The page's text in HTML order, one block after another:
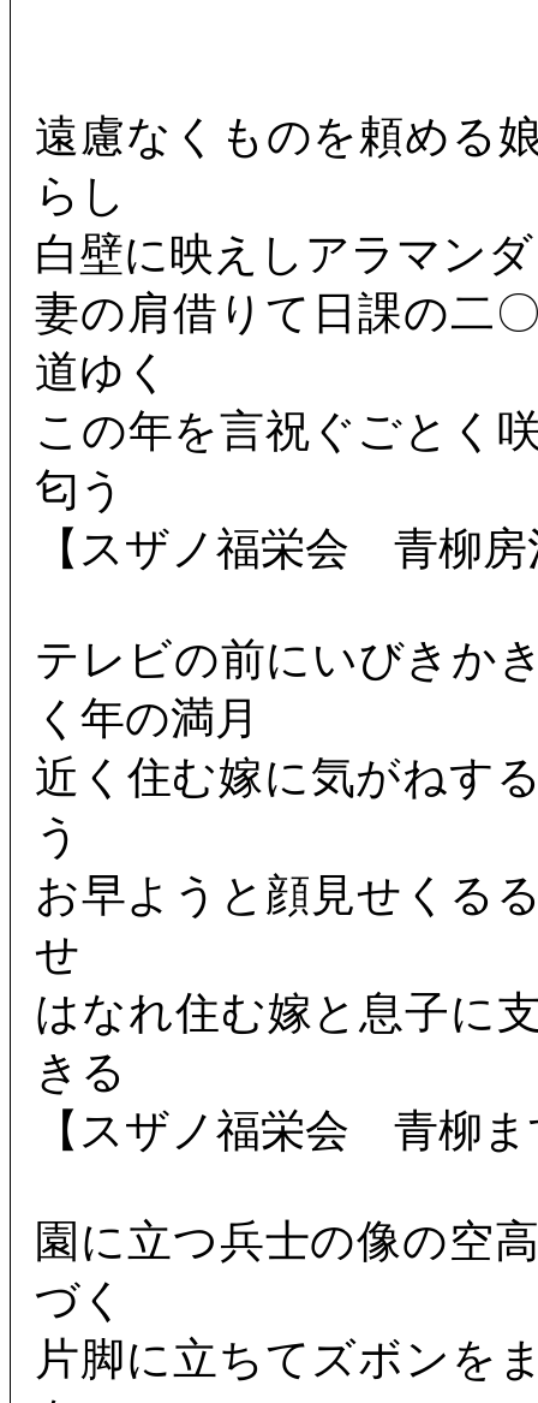
遠慮なくものを頼める
らし
白壁に映えしアラマン
妻の肩借りて日課の二
道ゆく
この年を言祝ぐごとく
匂う
【スザノ福栄会 青柳房
テレビの前にいびきか
く年の満月
近く住む嫁に気がねす
う
お早ようと顔見せくる
せ
はなれ住む嫁と息子に
きる
【スザノ福栄会 青柳
園に立つ兵士の像の空
づく
片脚に立ちてズボンを